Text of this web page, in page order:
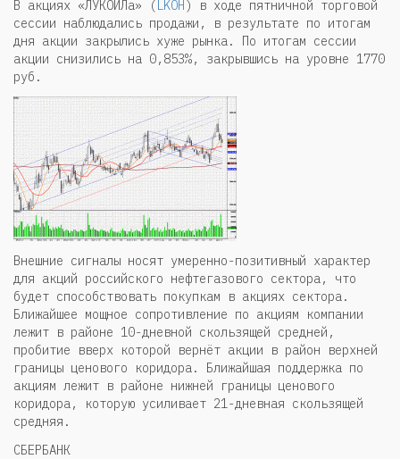
В акциях «ЛУКОЙЛа» (LKOH) в ходе пятничной торговой
сессии наблюдались продажи, в результате по итогам
дня акции закрылись хуже рынка. По итогам сессии
акции снизились на 0,853%, закрывшись на уровне 1770
руб.
Внешние сигналы носят умеренно-позитивный характер
для акций российского нефтегазового сектора, что
будет способствовать покупкам в акциях сектора.
Ближайшее мощное сопротивление по акциям компании
лежит в районе 10-дневной скользящей средней,
пробитие вверх которой вернёт акции в район верхней
границы ценового коридора. Ближайшая поддержка по
акциям лежит в районе нижней границы ценового
коридора, которую усиливает 21-дневная скользящей
средняя.
СБЕРБАНК